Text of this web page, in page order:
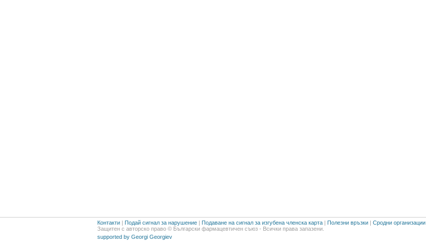
Контакти | Подай сигнал за нарушение | Подаване на сигнал за изгубена членска карта | Полезни връзки | Сродни организации
Защитен с авторско право © Български фармацевтичен съюз - Всички права запазени.
supported by Georgi Georgiev